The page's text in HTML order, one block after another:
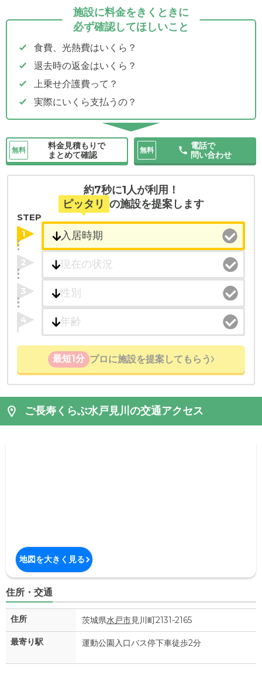
施設に料金をきくときに
必ず確認してほしいこと
食費、光熱費はいくら？
退去時の返金はいくら？
上乗せ介護費って？
実際にいくら支払うの？
無料
料金見積もりで
まとめて確認
無料
電話で
問い合わせ
約7秒に1人が利用！
ピッタリ の施設を提案します
STEP
1
2
3
4
最短1分 プロに施設を提案してもらう
ご長寿くらぶ水戸見川の交通アクセス
地図を大きく見る
住所・交通
住所 茨城県水戸市見川町2131-2165
最寄り駅 運動公園入口バス停下車徒歩2分